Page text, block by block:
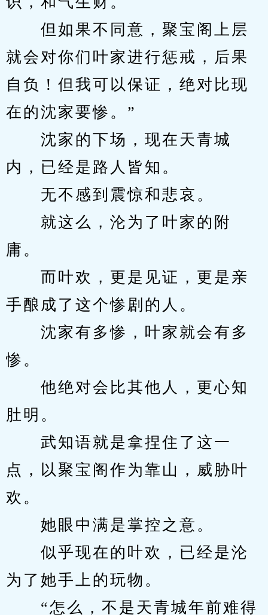
但如果不同意，聚宝阁上层
就会对你们叶家进行惩戒，后果
自负！但我可以保证，绝对比现
在的沈家要惨。”
沈家的下场，现在天青城
内，已经是路人皆知。
无不感到震惊和悲哀。
就这么，沦为了叶家的附
庸。
而叶欢，更是见证，更是亲
手酿成了这个惨剧的人。
沈家有多惨，叶家就会有多
惨。
他绝对会比其他人，更心知
肚明。
武知语就是拿捏住了这一
点，以聚宝阁作为靠山，威胁叶
欢。
她眼中满是掌控之意。
似乎现在的叶欢，已经是沦
为了她手上的玩物。
“怎么，不是天青城年前难得